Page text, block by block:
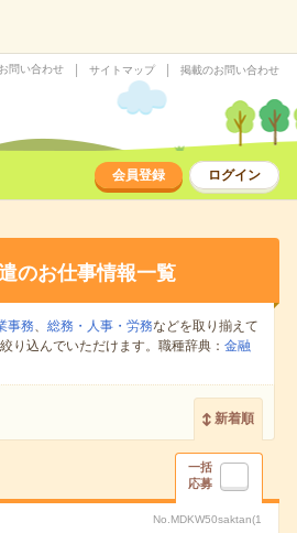
問い合わせ サイトマップ 掲載のお問い合わせ
会員登録 ログイン
のお仕事情報一覧
事務、 総務・人事・労務などを取り揃えて
り込んでいただけます。職種辞典： 金融
新着順
一括
応募
No.MDKW50saktan(1